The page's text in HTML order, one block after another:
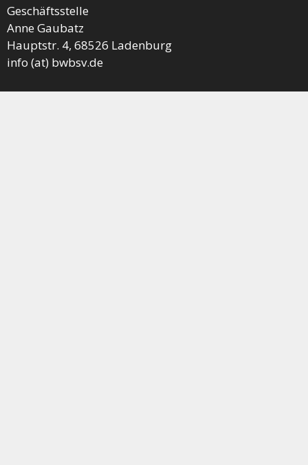
Geschäftsstelle
Anne Gaubatz
Hauptstr. 4, 68526 Ladenburg
info (at) bwbsv.de